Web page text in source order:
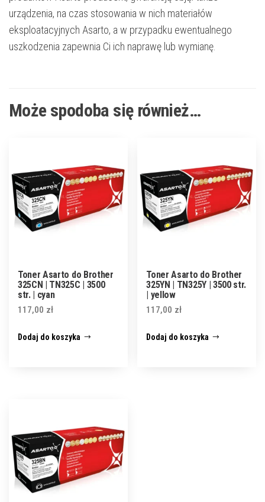
urządzenia, na czas stosowania w nich materiałów
eksploatacyjnych Asarto, a w przypadku ewentualnego
uszkodzenia zapewnia Ci ich naprawę lub wymianę.
Może spodoba się również…
Toner Asarto do Brother
325CN | TN325C | 3500
str. | cyan
117,00 zł
Dodaj do koszyka
Toner Asarto do Brother
325YN | TN325Y | 3500 str.
| yellow
117,00 zł
Dodaj do koszyka